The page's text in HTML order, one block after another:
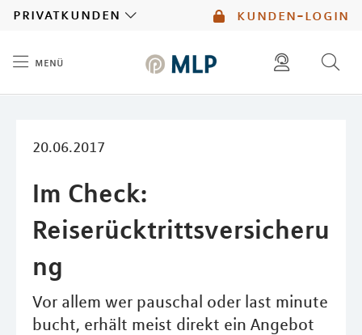
kunden-login
privatkunden
menü
20.06.2017
Im Check:
Reiserücktrittsversicheru
ng
Vor allem wer pauschal oder last minute
bucht, erhält meist direkt ein Angebot